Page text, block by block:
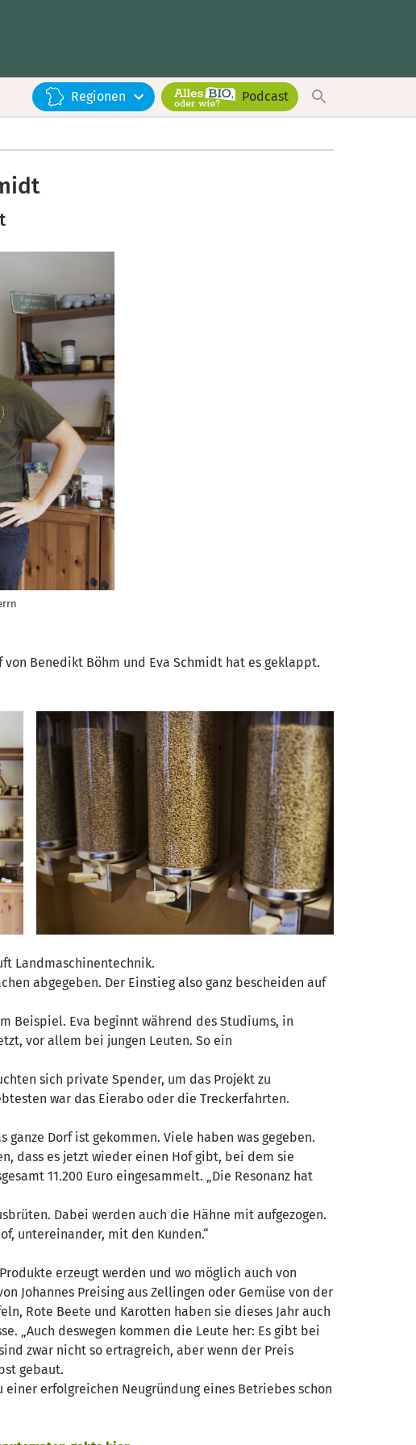
Regionen Podcast
Benedikt Böhm und Eva Schmidt hat es geklappt.
Landmaschinentechnik.
abgegeben. Der Einstieg also ganz bescheiden auf
Beispiel. Eva beginnt während des Studiums, in
vor allem bei jungen Leuten. So ein
sich private Spender, um das Projekt zu
war das Eierabo oder die Treckerfahrten.
Dorf ist gekommen. Viele haben was gegeben.
dass es jetzt wieder einen Hof gibt, bei dem sie
11.200 Euro eingesammelt. „Die Resonanz hat
Dabei werden auch die Hähne mit aufgezogen.
untereinander, mit den Kunden.“
erzeugt werden und wo möglich auch von
Johannes Preising aus Zellingen oder Gemüse von der
Rote Beete und Karotten haben sie dieses Jahr auch
„Auch deswegen kommen die Leute her: Es gibt bei
zwar nicht so ertragreich, aber wenn der Preis
gebaut.
erfolgreichen Neugründung eines Betriebes schon